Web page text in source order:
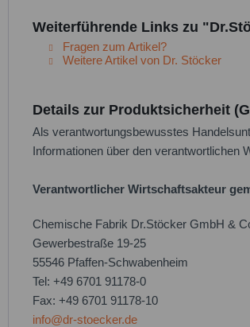
Weiterführende Links zu
Fragen zum Artikel?
Weitere Artikel von Dr. Stöcker
Details zur Produktsicherheit
Als verantwortungsbewusstes
Informationen über den verantwortlichen
Verantwortlicher Wirtschaftsakteur
Chemische Fabrik Dr.Stöcker GmbH &
Gewerbestraße 19-25
55546 Pfaffen-Schwabenheim
Tel: +49 6701 91178-0
Fax: +49 6701 91178-10
info@dr-stoecker.de